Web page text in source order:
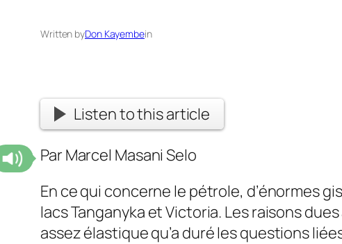
Written byDon Kayembein
Listen to this article
Par Marcel Masani Selo
En ce qui concerne le pétrole, d’énormes
lacs Tanganyka et Victoria. Les raisons
assez élastique qu’a duré les questions